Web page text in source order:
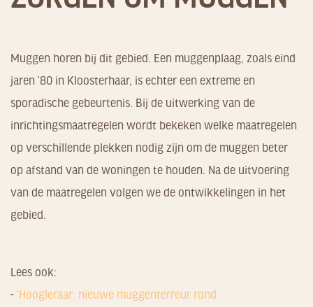
Muggen horen bij dit gebied. Een muggenplaag, zoals eind
jaren ’80 in Kloosterhaar, is echter een extreme en
sporadische gebeurtenis. Bij de uitwerking van de
inrichtingsmaatregelen wordt bekeken welke maatregelen
op verschillende plekken nodig zijn om de muggen beter
op afstand van de woningen te houden. Na de uitvoering
van de maatregelen volgen we de ontwikkelingen in het
gebied.
Lees ook:
- ‘Hoogleraar: nieuwe muggenterreur rond